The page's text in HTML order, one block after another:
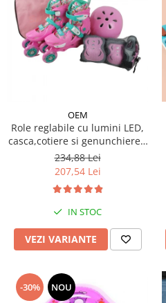
OEM
Role reglabile cu lumini LED,
casca,cotiere si genunchiere -
Ursuletul vesel Panda
234,88 Lei
207,54 Lei
IN STOC
VEZI VARIANTE
-30% NOU